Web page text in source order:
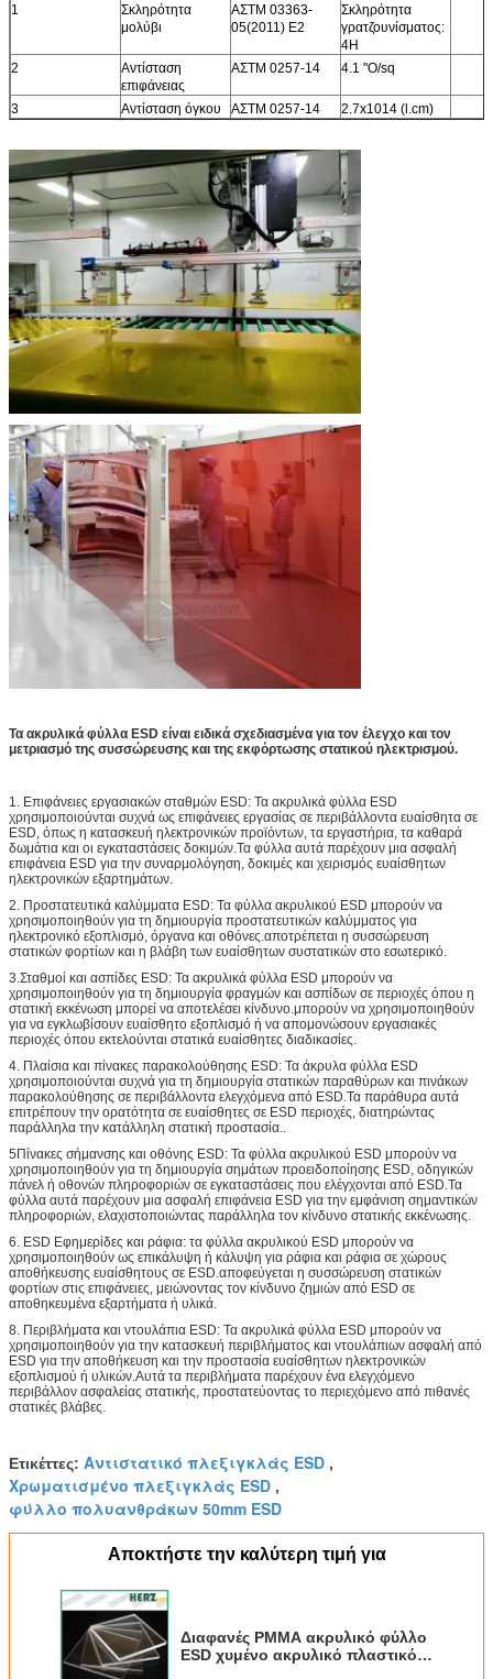
1
Σκληρότητα
μολύβι
ΑΣTM 03363-
05(2011) Ε2
Σκληρότητα
γρατζουνίσματος:
4H
2
Αντίσταση
επιφάνειας
ΑΣTM 0257-14 4.1 "O/sq
3 Αντίσταση όγκου ΑΣTM 0257-14 2.7x1014 (l.cm)
Τα ακρυλικά φύλλα ESD είναι ειδικά σχεδιασμένα για τον έλεγχο και τον
μετριασμό της συσσώρευσης και της εκφόρτωσης στατικού ηλεκτρισμού.
1. Επιφάνειες εργασιακών σταθμών ESD: Τα ακρυλικά φύλλα ESD
χρησιμοποιούνται συχνά ως επιφάνειες εργασίας σε περιβάλλοντα ευαίσθητα σε
ESD, όπως η κατασκευή ηλεκτρονικών προϊόντων, τα εργαστήρια, τα καθαρά
δωμάτια και οι εγκαταστάσεις δοκιμών.Τα φύλλα αυτά παρέχουν μια ασφαλή
επιφάνεια ESD για την συναρμολόγηση, δοκιμές και χειρισμός ευαίσθητων
ηλεκτρονικών εξαρτημάτων.
2. Προστατευτικά καλύμματα ESD: Τα φύλλα ακρυλικού ESD μπορούν να
χρησιμοποιηθούν για τη δημιουργία προστατευτικών καλύμματος για
ηλεκτρονικό εξοπλισμό, όργανα και οθόνες.αποτρέπεται η συσσώρευση
στατικών φορτίων και η βλάβη των ευαίσθητων συστατικών στο εσωτερικό.
3.Σταθμοί και ασπίδες ESD: Τα ακρυλικά φύλλα ESD μπορούν να
χρησιμοποιηθούν για τη δημιουργία φραγμών και ασπίδων σε περιοχές όπου η
στατική εκκένωση μπορεί να αποτελέσει κίνδυνο.μπορούν να χρησιμοποιηθούν
για να εγκλωβίσουν ευαίσθητο εξοπλισμό ή να απομονώσουν εργασιακές
περιοχές όπου εκτελούνται στατικά ευαίσθητες διαδικασίες.
4. Πλαίσια και πίνακες παρακολούθησης ESD: Τα άκρυλα φύλλα ESD
χρησιμοποιούνται συχνά για τη δημιουργία στατικών παραθύρων και πινάκων
παρακολούθησης σε περιβάλλοντα ελεγχόμενα από ESD.Τα παράθυρα αυτά
επιτρέπουν την ορατότητα σε ευαίσθητες σε ESD περιοχές, διατηρώντας
παράλληλα την κατάλληλη στατική προστασία..
5Πίνακες σήμανσης και οθόνης ESD: Τα φύλλα ακρυλικού ESD μπορούν να
χρησιμοποιηθούν για τη δημιουργία σημάτων προειδοποίησης ESD, οδηγικών
πάνελ ή οθονών πληροφοριών σε εγκαταστάσεις που ελέγχονται από ESD.Τα
φύλλα αυτά παρέχουν μια ασφαλή επιφάνεια ESD για την εμφάνιση σημαντικών
πληροφοριών, ελαχιστοποιώντας παράλληλα τον κίνδυνο στατικής εκκένωσης.
6. ESD Εφημερίδες και ράφια: τα φύλλα ακρυλικού ESD μπορούν να
χρησιμοποιηθούν ως επικάλυψη ή κάλυψη για ράφια και ράφια σε χώρους
αποθήκευσης ευαίσθητους σε ESD.αποφεύγεται η συσσώρευση στατικών
φορτίων στις επιφάνειες, μειώνοντας τον κίνδυνο ζημιών από ESD σε
αποθηκευμένα εξαρτήματα ή υλικά.
8. Περιβλήματα και ντουλάπια ESD: Τα ακρυλικά φύλλα ESD μπορούν να
χρησιμοποιηθούν για την κατασκευή περιβλήματος και ντουλάπιων ασφαλή από
ESD για την αποθήκευση και την προστασία ευαίσθητων ηλεκτρονικών
εξοπλισμού ή υλικών.Αυτά τα περιβλήματα παρέχουν ένα ελεγχόμενο
περιβάλλον ασφαλείας στατικής, προστατεύοντας το περιεχόμενο από πιθανές
στατικές βλάβες.
Ετικέττες: Αντιστατικό πλεξιγκλάς ESD ,
Χρωματισμένο πλεξιγκλάς ESD ,
φύλλο πολυανθράκων 50mm ESD
Αποκτήστε την καλύτερη τιμή για
Διαφανές PMMA ακρυλικό φύλλο
ESD χυμένο ακρυλικό πλαστικό